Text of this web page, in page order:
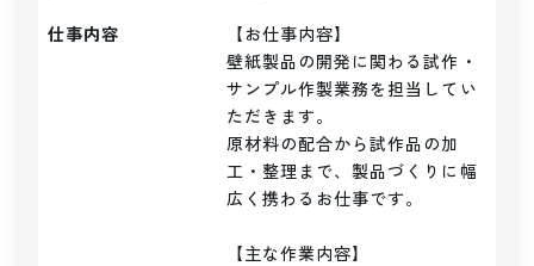
仕事内容
【お仕事内容】
壁紙製品の開発に関わる試作・
サンプル作製業務を担当してい
ただきます。
原材料の配合から試作品の加
工・整理まで、製品づくりに幅
広く携わるお仕事です。
【主な作業内容】